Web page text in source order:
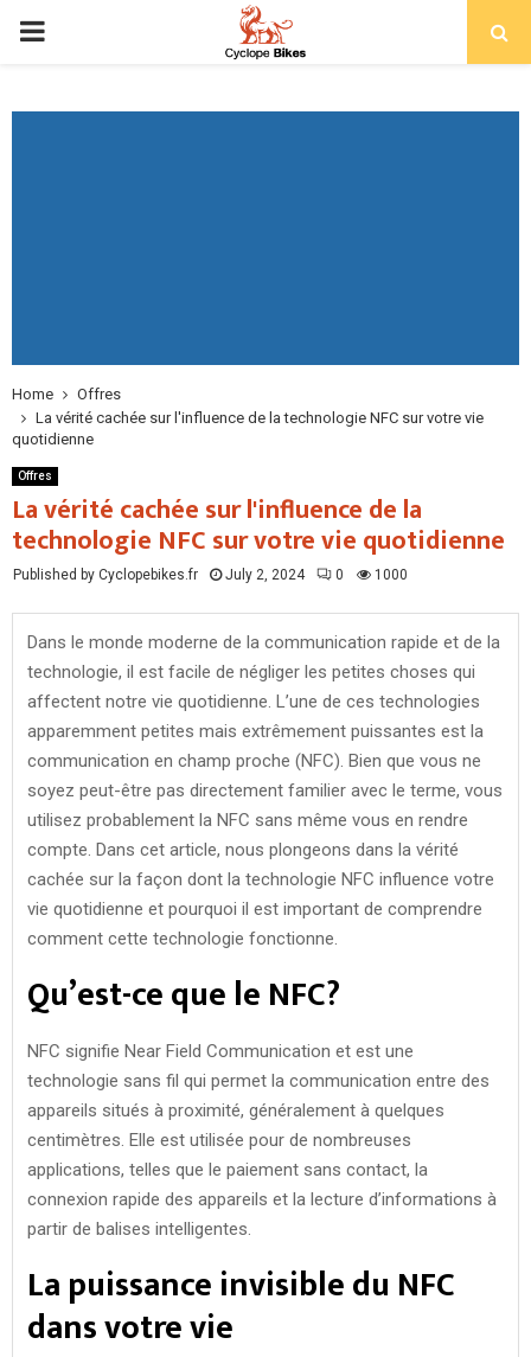
PRIMARY
Home
Offres
La vérité cachée sur l'influence de la technologie NFC sur votre vie
quotidienne
Offres
La vérité cachée sur l'influence de la
technologie NFC sur votre vie quotidienne
Published by Cyclopebikes.fr July 2, 2024 0 1000
Dans le monde moderne de la communication rapide et de la
technologie, il est facile de négliger les petites choses qui
affectent notre vie quotidienne. L’une de ces technologies
apparemment petites mais extrêmement puissantes est la
communication en champ proche (NFC). Bien que vous ne
soyez peut-être pas directement familier avec le terme, vous
utilisez probablement la NFC sans même vous en rendre
compte. Dans cet article, nous plongeons dans la vérité
cachée sur la façon dont la technologie NFC influence votre
vie quotidienne et pourquoi il est important de comprendre
comment cette technologie fonctionne.
Qu’est-ce que le NFC?
NFC signifie Near Field Communication et est une
technologie sans fil qui permet la communication entre des
appareils situés à proximité, généralement à quelques
centimètres. Elle est utilisée pour de nombreuses
applications, telles que le paiement sans contact, la
connexion rapide des appareils et la lecture d’informations à
partir de balises intelligentes.
La puissance invisible du NFC
dans votre vie